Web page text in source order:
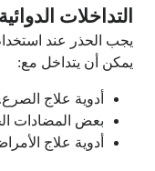
التداخلات الدوائية
يجب الحذر عند
يمكن أن يتداخل مع:
أدوية علاج الصرع.
بعض المضادات
أدوية علاج